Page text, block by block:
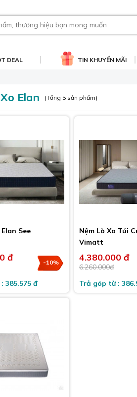
DEAL TIN KHUYẾN MÃI
Elan (Tổng 5 sản phẩm)
See
đ -10%
385.575 đ
Nệm Lò Xo Túi
Vimatt
4.380.000 đ
6.260.000đ
Trả góp từ :